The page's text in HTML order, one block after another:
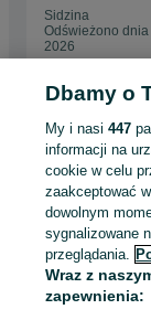
Sidzina
Odświeżono
2026
Strona główna
Deski elewacyjne -
KATEGORIA
ID:495160369
Dbamy o
My i nasi447
informacji na
cookie w celu
zaakceptować
dowolnym
sygnalizowane
przeglądania.
Wraz z
zapewnienia: